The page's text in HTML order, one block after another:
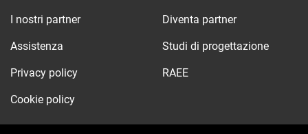
I nostri partner Diventa partner
Assistenza Studi di progettazione
Privacy policy RAEE
Cookie policy